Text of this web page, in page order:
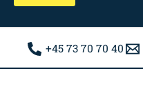
+45 73 70 70 40